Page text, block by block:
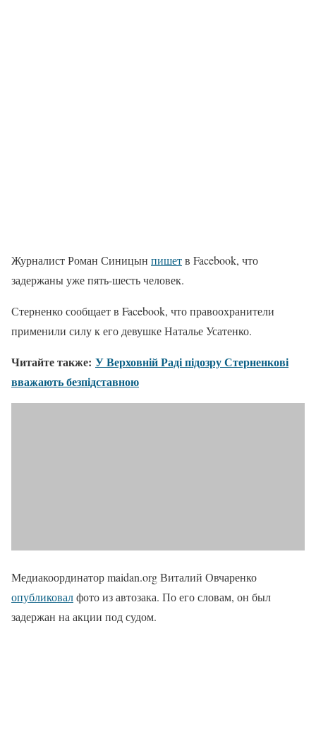
Журналист Роман Синицын пишетв Facebook, что
задержаны уже пять-шесть человек.
Стерненко сообщает в Facebook, что правоохранители
применили силу к его девушке Наталье Усатенко.
Читайте также: У Верховній Раді підозру Стерненкові
вважають безпідставною
Медиакоординатор maidan.org Виталий Овчаренко
опубликовалфото из автозака. По его словам, он был
задержан на акции под судом.